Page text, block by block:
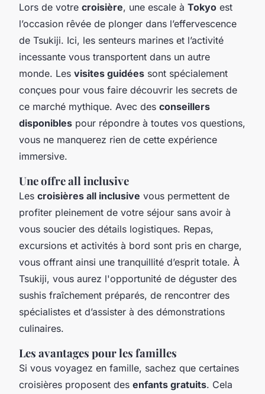
Lors de votre croisière, une escale à Tokyo est
l’occasion rêvée de plonger dans l’effervescence
de Tsukiji. Ici, les senteurs marines et l’activité
incessante vous transportent dans un autre
monde. Les visites guidées sont spécialement
conçues pour vous faire découvrir les secrets de
ce marché mythique. Avec des conseillers
disponibles pour répondre à toutes vos questions,
vous ne manquerez rien de cette expérience
immersive.
Une offre all inclusive
Les croisières all inclusive vous permettent de
profiter pleinement de votre séjour sans avoir à
vous soucier des détails logistiques. Repas,
excursions et activités à bord sont pris en charge,
vous offrant ainsi une tranquillité d’esprit totale. À
Tsukiji, vous aurez l'opportunité de déguster des
sushis fraîchement préparés, de rencontrer des
spécialistes et d’assister à des démonstrations
culinaires.
Les avantages pour les familles
Si vous voyagez en famille, sachez que certaines
croisières proposent des enfants gratuits. Cela